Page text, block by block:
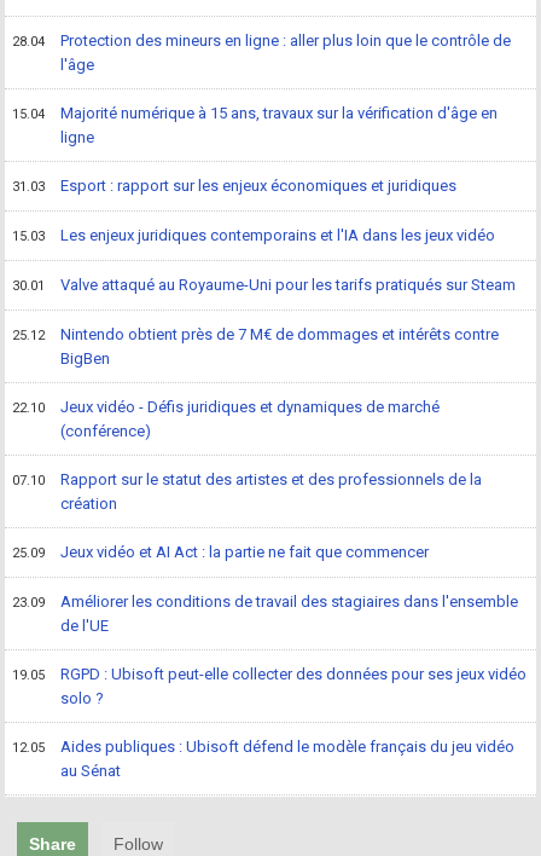
28.04
Protection des mineurs en ligne : aller plus loin que le contrôle de
l'âge
15.04
Majorité numérique à 15 ans, travaux sur la vérification d'âge en
ligne
31.03 Esport : rapport sur les enjeux économiques et juridiques
15.03 Les enjeux juridiques contemporains et l'IA dans les jeux vidéo
30.01 Valve attaqué au Royaume-Uni pour les tarifs pratiqués sur Steam
25.12
Nintendo obtient près de 7 M€ de dommages et intérêts contre
BigBen
22.10
Jeux vidéo - Défis juridiques et dynamiques de marché
(conférence)
07.10
Rapport sur le statut des artistes et des professionnels de la
création
25.09 Jeux vidéo et AI Act : la partie ne fait que commencer
23.09
Améliorer les conditions de travail des stagiaires dans l'ensemble
de l'UE
19.05
RGPD : Ubisoft peut-elle collecter des données pour ses jeux vidéo
solo ?
12.05
Aides publiques : Ubisoft défend le modèle français du jeu vidéo
au Sénat
Share Follow